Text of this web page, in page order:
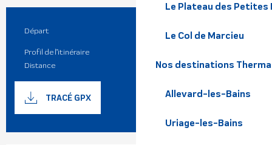
Le Plateau des Petites
Le Col de Marcieu
Nos destinations
Allevard-les-Bains
Uriage-les-Bains
Informations pratiques
Départ Saint-Martin-d'Uriage
Profil de l’itinéraire
Distance 4.0 km
Documentation
TRACÉ GPX